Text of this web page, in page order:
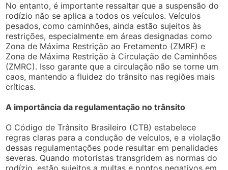
No entanto, é importante ressaltar que a suspensão do
rodízio não se aplica a todos os veículos. Veículos
pesados, como caminhões, ainda estão sujeitos às
restrições, especialmente em áreas designadas como
Zona de Máxima Restrição ao Fretamento (ZMRF) e
Zona de Máxima Restrição à Circulação de Caminhões
(ZMRC). Isso garante que a circulação não se torne um
caos, mantendo a fluidez do trânsito nas regiões mais
críticas.
A importância da regulamentação no trânsito
O Código de Trânsito Brasileiro (CTB) estabelece
regras claras para a condução de veículos, e a violação
dessas regulamentações pode resultar em penalidades
severas. Quando motoristas transgridem as normas do
rodízio, estão sujeitos a multas e pontos negativos em